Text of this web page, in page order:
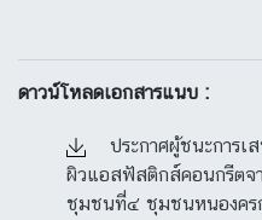
ดาวน์โหลดเอกสารแนบ :
ประกาศผู้ชนะการเ
ผิวแอสฟัสติกส์คอนกรีตจ
ชุมชนที่๔ ชุมชนหนองคร